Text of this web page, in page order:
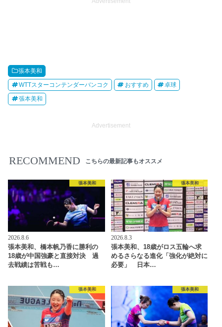
張本美和
WTTスターコンテンダーバンコク おすすめ 卓球
張本美和
Advertisement
RECOMMEND こちらの最新記事もオススメ
張本美和
2026.8.6
張本美和、橋本帆乃香に勝利の
18歳が中国強豪と直接対決 過
去戦績は苦戦も…
張本美和
2026.8.3
張本美和、18歳がロス五輪へ求
めるさらなる進化「強化が絶対に
必要」 日本…
張本美和 張本美和